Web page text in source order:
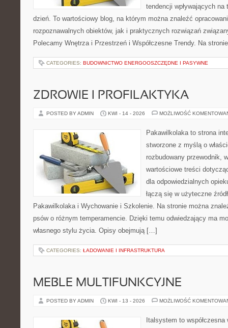
tendencji wpływających
dzień. To wartościowy blog, na którym można znaleźć
rozpoznawalnych obiektów, jak i praktycznych rozwiązań
Polecamy Wnętrza i Przestrzeń i Współczesne Trendy. Na
CATEGORIES: BUDOWNICTWO ENERGOOSZCZĘDNE I PASYWNE
ZDROWIE I PROFILAKTYKA
POSTED BY ADMIN KWI - 14 - 2026 MOŻLIWOŚĆ
Pakawilkolaka to strona
stworzone z myślą o
rozbudowany przewodnik,
wartościowe treści
dla odpowiedzialnych
łączą się w użyteczne
Pakawilkolaka i Wychowanie i Szkolenie. Na stronie można
psów o różnym temperamencie. Dzięki temu odwiedzający ma
własnego stylu życia. Opisy obejmują […]
CATEGORIES: ŁADOWANIE I INFRASTRUKTURA
MEBLE MULTIFUNKCYJNE
POSTED BY ADMIN KWI - 13 - 2026 MOŻLIWOŚĆ
Italsystem to